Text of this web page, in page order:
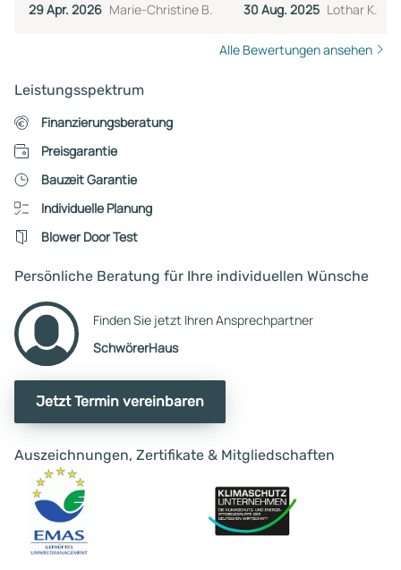
Budget weitestgehend ein.
29 Apr. 2026 Marie-Christine B. 30 Aug. 2025 Lothar K.
Alle Bewertungen ansehen
Leistungsspektrum
Finanzierungsberatung
Preisgarantie
Bauzeit Garantie
Individuelle Planung
Blower Door Test
Persönliche Beratung für Ihre individuellen Wünsche
Finden Sie jetzt Ihren Ansprechpartner
SchwörerHaus
Jetzt Termin vereinbaren
Auszeichnungen, Zertifikate & Mitgliedschaften